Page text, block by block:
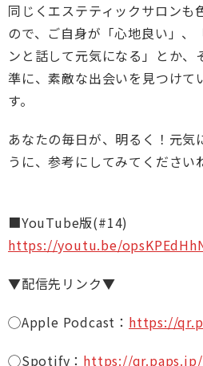
同じくエステティックサロンも
ので、ご自身が「心地良い」、
ンと話して元気になる」とか、
準に、素敵な出会いを見つけて
す。
あなたの毎日が、明るく！元気
うに、参考にしてみてくださ
■YouTube版(#14)
https://youtu.be/
▼配信先リンク▼
◯Apple Podcast： https://
◯Spotify： https://